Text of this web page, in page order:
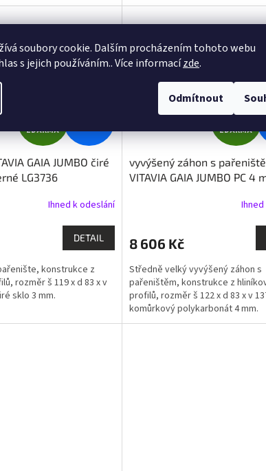
soubory cookie. Dalším procházením tohoto webu
s jejich používáním.. Více informacízde.
Odmítnout
D
A
R
M
A
ZDARMA
GAIA JUMBO čiré
LG3736
Ihned k odeslání
DETAIL
konstrukce z
rozměr š 119 x d 83 x v
sklo 3 mm.
ZDARMA
vyvýšený záhon s
VITAVIA GAIA JUMBO PC 4
8 606 Kč
Středně velký vyvýšený záhon s
pařeništěm, konstrukce z
profilů, rozměr š 122 x d 83 x v
komůrkový polykarbonát 4 mm.